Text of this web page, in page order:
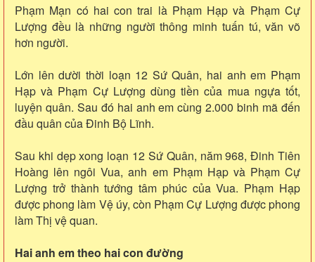
Phạm Mạn có hai con trai là Phạm Hạp và Phạm Cự
Lượng đều là những người thông minh tuấn tú, văn võ
hơn người.
Lớn lên dười thời loạn 12 Sứ Quân, hai anh em Phạm
Hạp và Phạm Cự Lượng dùng tiền của mua ngựa tốt,
luyện quân. Sau đó hai anh em cùng 2.000 binh mã đến
đầu quân của Đinh Bộ Lĩnh.
Sau khi dẹp xong loạn 12 Sứ Quân, năm 968, Đinh Tiên
Hoàng lên ngôi Vua, anh em Phạm Hạp và Phạm Cự
Lượng trở thành tướng tâm phúc của Vua. Phạm Hạp
được phong làm Vệ úy, còn Phạm Cự Lượng được phong
làm Thị vệ quan.
Hai anh em theo hai con đường